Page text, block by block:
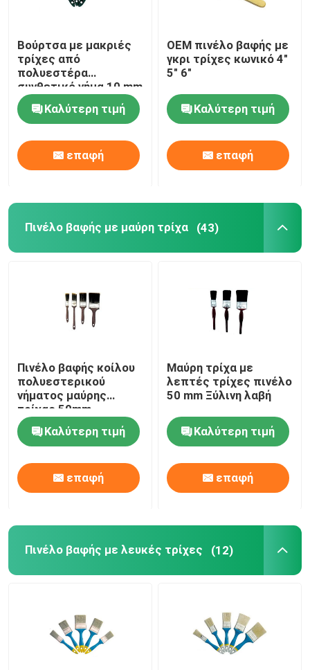
Βούρτσα με μακριές
τρίχες από
πολυεστέρα
συνθετικό νήμα 10 mm
Καλύτερη τιμή
επαφή
OEM πινέλο βαφής με
γκρι τρίχες κωνικό 4"
5" 6"
Καλύτερη τιμή
επαφή
Πινέλο βαφής με μαύρη τρίχα (43)
Πινέλο βαφής κοίλου
πολυεστερικού
νήματος μαύρης
τρίχας 50mm
Καλύτερη τιμή
επαφή
Μαύρη τρίχα με
λεπτές τρίχες πινέλο
50 mm Ξύλινη λαβή
Καλύτερη τιμή
επαφή
Πινέλο βαφής με λευκές τρίχες (12)